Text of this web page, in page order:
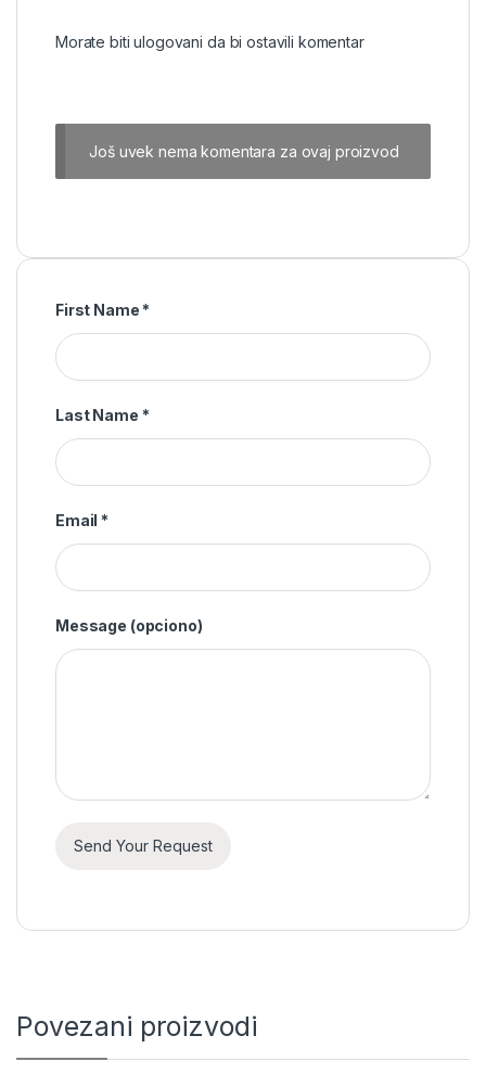
Morate bitiulogovani da bi ostavili komentar
Još uvek nema komentara za ovaj proizvod
First Name *
Last Name *
Email *
Message (opciono)
Povezani proizvodi